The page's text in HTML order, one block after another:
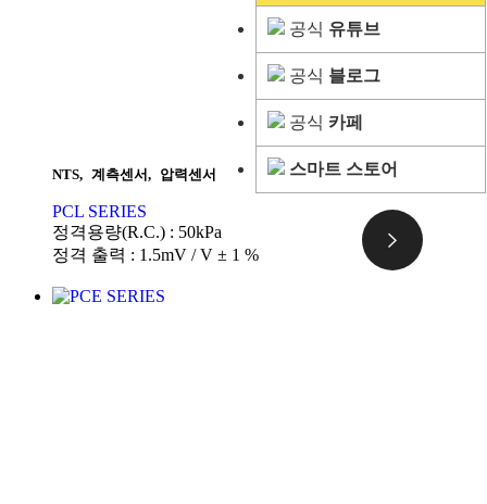
NTS, 계측센서, 압력센서
PCL SERIES
정격용량(R.C.) : 50kPa
정격 출력 : 1.5mV / V ± 1 %
공식 유튜브
공식 블로그
공식 카페
스마트 스토어